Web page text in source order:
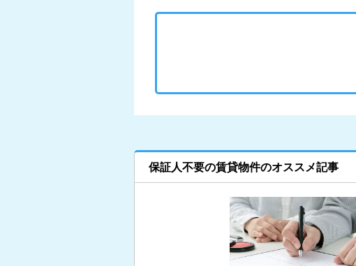
保証人不要の賃貸物件のオススメ記事